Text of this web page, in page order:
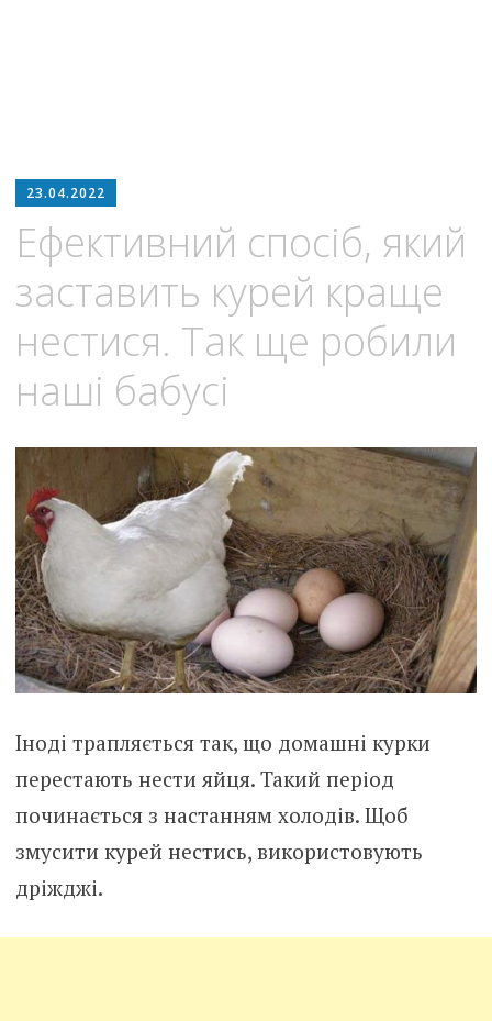
23.04.2022
Ефективний спосіб, який
заставить курей краще
нестися. Так ще робили
наші бабусі
Іноді трапляється так, що домашні курки
перестають нести яйця. Такий період
починається з настанням холодів. Щоб
змусити курей нестись, використовують
дріжджі.